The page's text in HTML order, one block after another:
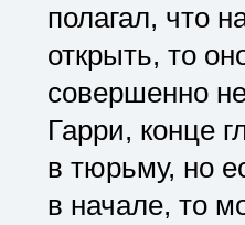
полагал, что
открыть, то
совершенно
Гарри, конце
в тюрьму, но
в начале, то